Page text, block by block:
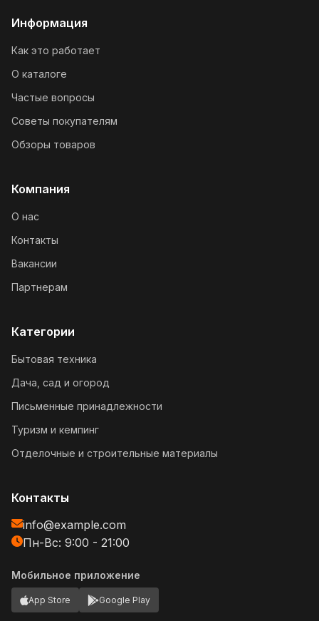
Информация
Как это работает
О каталоге
Частые вопросы
Советы покупателям
Обзоры товаров
Компания
О нас
Контакты
Вакансии
Партнерам
Категории
Бытовая техника
Дача, сад и огород
Письменные принадлежности
Туризм и кемпинг
Отделочные и строительные материалы
Контакты
info@example.com
Пн-Вс: 9:00 - 21:00
Мобильное приложение
App Store Google Play